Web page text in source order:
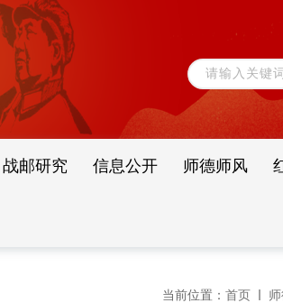
战邮研究 信息公开 师德师风
当前位置： 首页